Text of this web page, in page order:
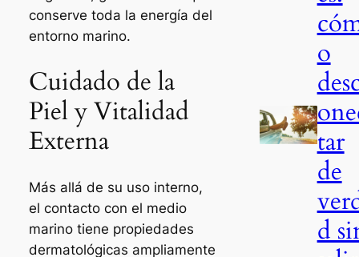
conserve toda la energía del
entorno marino.
Cuidado de la
Piel y Vitalidad
Externa
Más allá de su uso interno,
el contacto con el medio
marino tiene propiedades
dermatológicas ampliamente
o
tar
de
d